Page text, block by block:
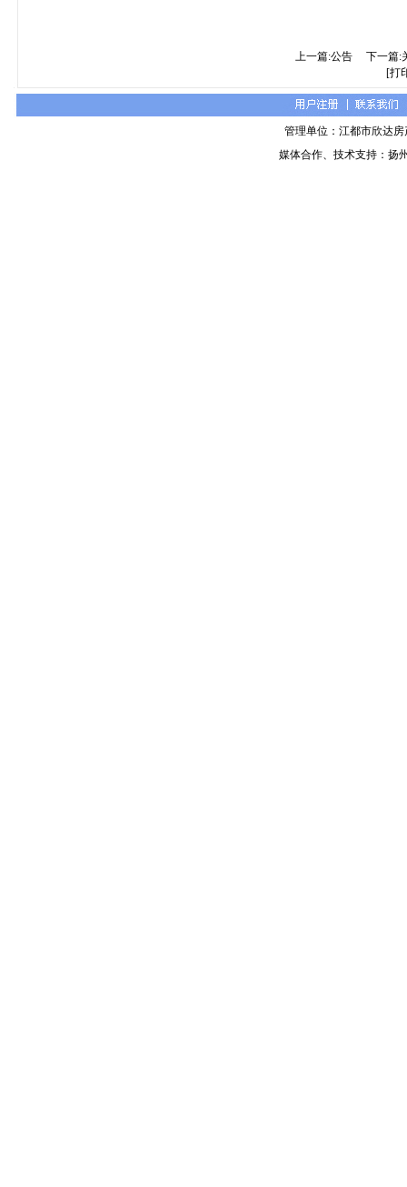
上一篇:公告
下一篇:
[打
管理单位：江都市欣达
媒体合作、技术支持：扬